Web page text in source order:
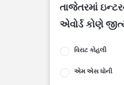
તાજેતરમાં
એવોર્ડ કોણે
વિરાટ કોહલી
એમ એસ ધોની